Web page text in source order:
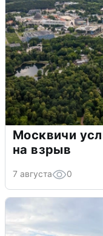
Москвичи
на взрыв
7 августа 0